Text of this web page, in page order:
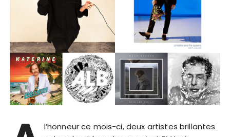
l’honneur ce mois-ci, deux artistes brillantes